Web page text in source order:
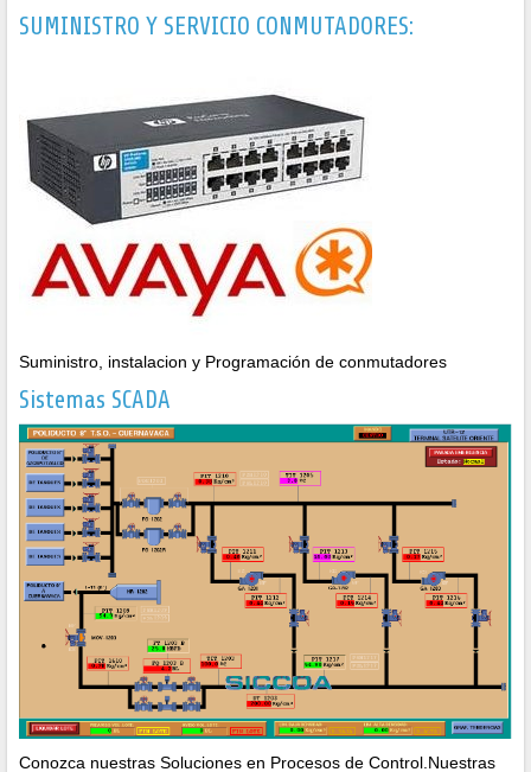
SUMINISTRO Y SERVICIO CONMUTADORES:
Suministro, instalacion y Programación de conmutadores
Sistemas SCADA
Conozca nuestras Soluciones en Procesos de Control.Nuestras